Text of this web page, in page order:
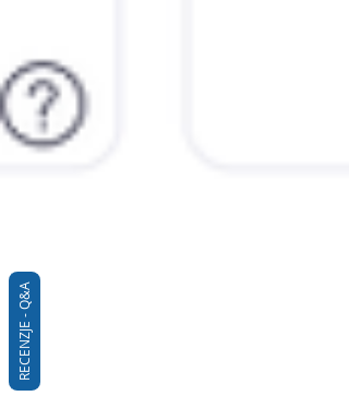
RECENZJE - Q&A